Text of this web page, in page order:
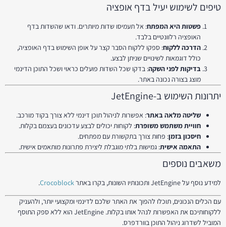
טיפים לשימוש יעיל בדף אופציה
פשטות היא המפתח: אל תעמיסו שדות מיותרים. ודאו שהשדות בדף
האופציה רלוונטיים בלבד.
הדרכה ללקוח: ספקו ללקוח הסבר קצר על אופן השימוש בדף האופציה,
כולל דוגמאות לשינויים שניתן לבצע.
בדיקות לפני השקה: בדקו שכל השדות פועלים כראוי ושכל התוכן הדינמי
מוצג בצורה נכונה באתר.
יתרונות השימוש ב-JetEngine
שליטה מלאה באתר: אפשרות לניהול תוכן דינמי ללא צורך בקוד מורכב.
חוויית משתמש משופרת: לקוחות יכולים לבצע עדכונים בעצמם בקלות.
חיסכון בזמן: פחות צורך בתקשורת עם מפתחים.
התאמה אישית: גמישות בלתי מוגבלת ליצירת פתרונות מותאמים אישית.
משאבים נוספים
למידע נוסף על JetEngine ותכונותיו השונות, בקרו באתר Crocoblock
.
עם הכלים הנכונים, תוכלו להפוך את האתר שלכם לדינמי ומקצועי יותר, ולהעניק
ללקוחותיכם את האפשרות לנהל אותו בקלות. JetEngine הוא ללא ספק התוסף
המוביל לשדרוג ניהול התוכן בוורדפרס.